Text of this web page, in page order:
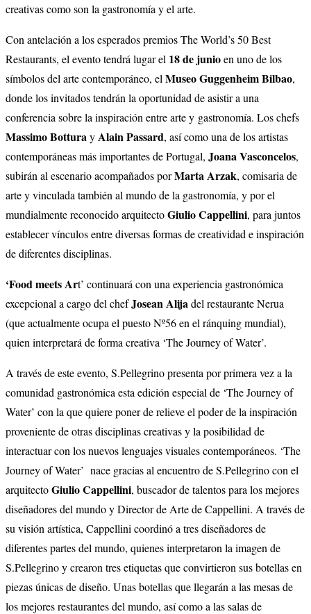
creativas como son la gastronomía y el arte.
Con antelación a los esperados premios The World’s 50 Best
Restaurants, el evento tendrá lugar el 18 de junioen uno de los
símbolos del arte contemporáneo, el Museo Guggenheim Bilbao,
donde los invitados tendrán la oportunidad de asistir a una
conferencia sobre la inspiración entre arte y gastronomía. Los chefs
Massimo BotturayAlain Passard, así como una de los artistas
contemporáneas más importantes de Portugal, Joana Vasconcelos,
subirán al escenario acompañados porMarta Arzak, comisaria de
arte y vinculada también al mundo de la gastronomía, y por el
mundialmente reconocido arquitectoGiulio Cappellini, para juntos
establecer vínculos entre diversas formas de creatividad e inspiración
de diferentes disciplinas.
‘Food meets Art’ continuará con una experiencia gastronómica
excepcional a cargo del chefJosean Alijadel restaurante Nerua
(que actualmente ocupa el puesto Nº56 en el ránquing mundial),
quien interpretará de forma creativa ‘The Journey of Water’.
A través de este evento, S.Pellegrino presenta por primera vez a la
comunidad gastronómica esta edición especial de ‘The Journey of
Water’ con la que quiere poner de relieve el poder de la inspiración
proveniente de otras disciplinas creativas y la posibilidad de
interactuar con los nuevos lenguajes visuales contemporáneos. ‘The
Journey of Water’ nace gracias al encuentro de S.Pellegrino con el
arquitectoGiulio Cappellini, buscador de talentos para los mejores
diseñadores del mundo y Director de Arte de Cappellini. A través de
su visión artística, Cappellini coordinó a tres diseñadores de
diferentes partes del mundo, quienes interpretaron la imagen de
S.Pellegrino y crearon tres etiquetas que convirtieron sus botellas en
piezas únicas de diseño. Unas botellas que llegarán a las mesas de
los mejores restaurantes del mundo, así como a las salas de